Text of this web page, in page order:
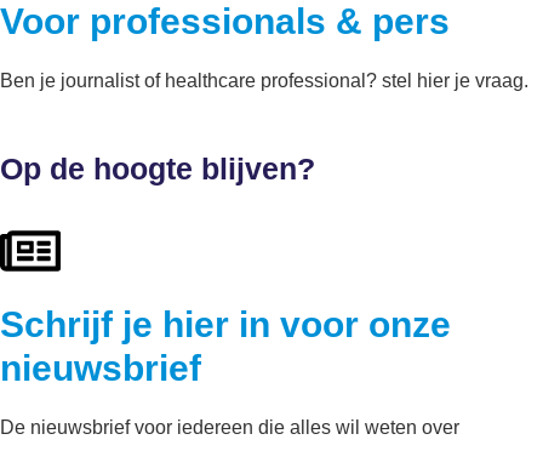
Voor professionals & pers
Ben je journalist of healthcare professional? stel hier je vraag.
Op de hoogte blijven?
Schrijf je hier in voor onze
nieuwsbrief
De nieuwsbrief voor iedereen die alles wil weten over